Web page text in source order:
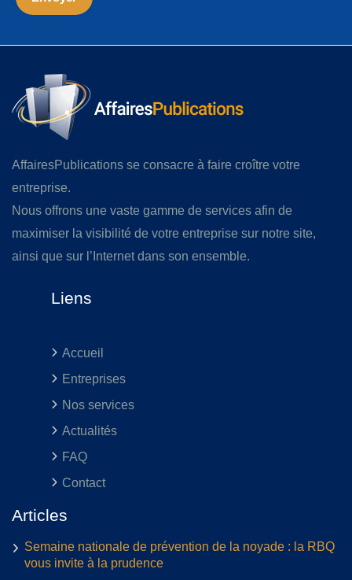
AffairesPublications se consacre à faire croître votre
entreprise.
Nous offrons une vaste gamme de services afin de
maximiser la visibilité de votre entreprise sur notre site,
ainsi que sur l’Internet dans son ensemble.
Liens
Accueil
Entreprises
Nos services
Actualités
FAQ
Contact
Articles
Semaine nationale de prévention de la noyade : la RBQ
vous invite à la prudence